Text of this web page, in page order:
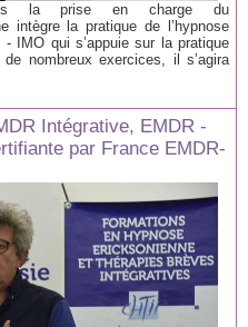
la prise en charge du
intègre la pratique de l’hypnose
IMO qui s’appuie sur la pratique
nombreux exercices, il s’agira
Intégrative, EMDR -
par France EMDR-